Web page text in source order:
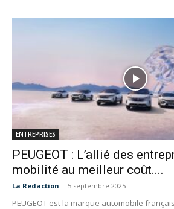
ENTREPRISES
PEUGEOT : L’allié des
mobilité au meilleur coût....
La Redaction - 5 septembre 2025
PEUGEOT est la marque automobile